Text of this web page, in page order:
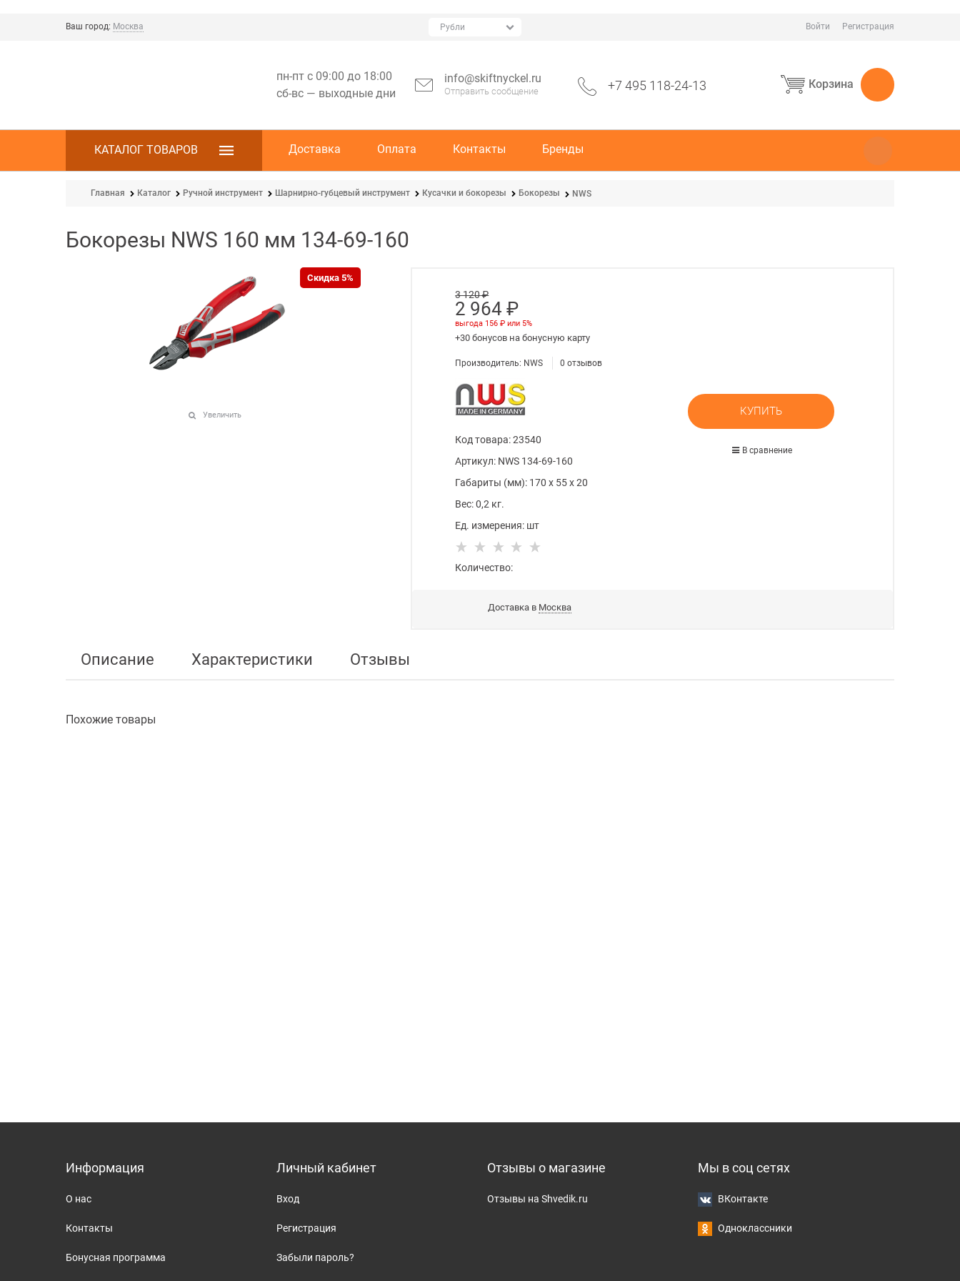
Ваш город: Москва Войти Регистрация
пн-пт с 09:00 до 18:00
сб-вс — выходные дни
info@skiftnyckel.ru
Отправить сообщение +7 495 118-24-13 Корзина
КАТАЛОГ ТОВАРОВ Доставка Оплата Контакты Бренды
Главная Каталог Ручной инструмент Шарнирно-губцевый инструмент Кусачки и бокорезы Бокорезы NWS
Бокорезы NWS 160 мм 134-69-160
Скидка 5%
Увеличить
3 120 ₽
2 964 ₽
выгода 156 ₽ или 5%
+30 бонусов на бонусную карту
Производитель: NWS 0отзывов
Код товара: 23540
Артикул: NWS 134-69-160
Габариты (мм): 170 x 55x20
Вес: 0,2 кг.
Ед. измерения: шт
Количество:
КУПИТЬ
В сравнение
Доставка в Москва
Описание Характеристики Отзывы
Похожие товары
Информация
О нас
Контакты
Бонусная программа
Личный кабинет
Вход
Регистрация
Забыли пароль?
Отзывы о магазине
Отзывы на Shvedik.ru
Мы в соц сетях
ВКонтакте
Одноклассники